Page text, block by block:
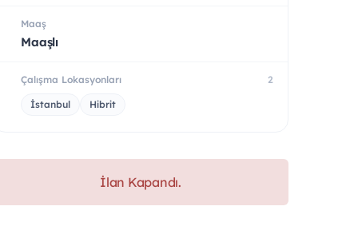
Maaş
Maaşlı
Çalışma Lokasyonları 2
İstanbul Hibrit
İlan Kapandı.